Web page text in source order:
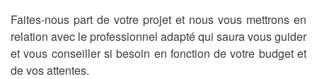
Faites-nous part de votre projet et nous vous mettrons en
relation avec le professionnel adapté qui saura vous guider
et vous conseiller si besoin en fonction de votre budget et
de vos attentes.